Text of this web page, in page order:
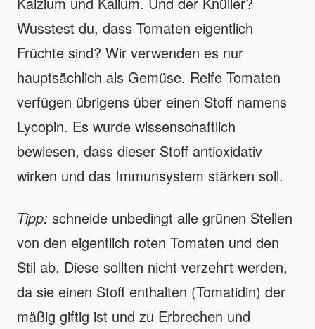
Wusstest du, dass Tomaten eigentlich
Früchte sind? Wir verwenden es nur
hauptsächlich als Gemüse. Reife Tomaten
verfügen übrigens über einen Stoff namens
Lycopin. Es wurde wissenschaftlich
bewiesen, dass dieser Stoff antioxidativ
wirken und das Immunsystem stärken soll.
Tipp: schneide unbedingt alle grünen Stellen
von den eigentlich roten Tomaten und den
Stil ab. Diese sollten nicht verzehrt werden,
da sie einen Stoff enthalten (Tomatidin) der
mäßig giftig ist und zu Erbrechen und